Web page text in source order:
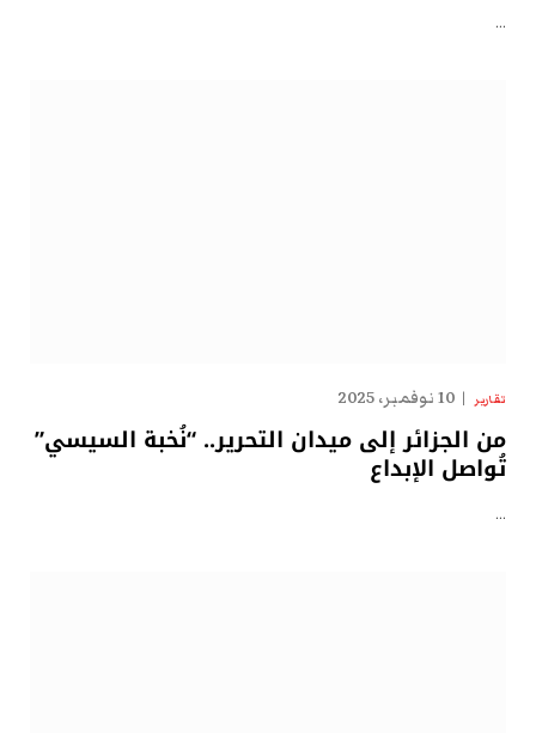
…
تقارير 10 نوفمبر، 2025
من الجزائر إلى ميدان التحرير.. “نُخبة السيسي”
تُواصل الإبداع
…